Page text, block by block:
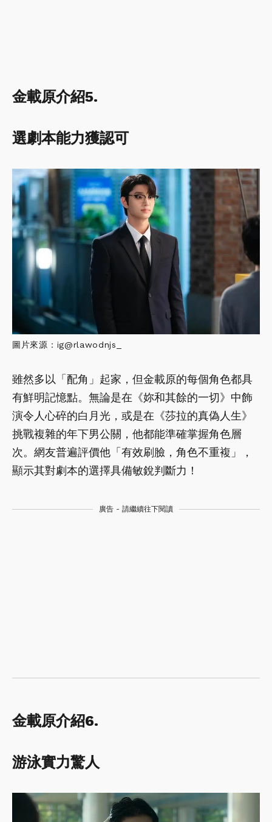
金載原介紹5.
選劇本能力獲認可
圖片來源：ig@rlawodnjs_
雖然多以「配角」起家，但金載原的每個角色都具
有鮮明記憶點。無論是在《妳和其餘的一切》中飾
演令人心碎的白月光，或是在《莎拉的真偽人生》
挑戰複雜的年下男公關，他都能準確掌握角色層
次。網友普遍評價他「有效刷臉，角色不重複」，
顯示其對劇本的選擇具備敏銳判斷力！
廣告 - 請繼續往下閱讀
金載原介紹6.
游泳實力驚人